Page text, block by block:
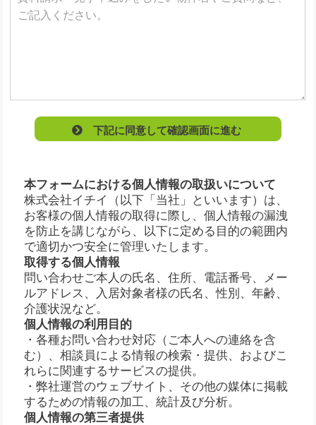
下記に同意して確認画面に進む
本フォームにおける個人情報の取扱いについて
株式会社イチイ（以下「当社」といいます）は、
お客様の個人情報の取得に際し、個人情報の漏洩
を防止を講じながら、以下に定める目的の範囲内
で適切かつ安全に管理いたします。
取得する個人情報
問い合わせご本人の氏名、住所、電話番号、メー
ルアドレス、入居対象者様の氏名、性別、年齢、
介護状況など。
個人情報の利用目的
・各種お問い合わせ対応（ご本人への連絡を含
む）、相談員による情報の検索・提供、およびこ
れらに関連するサービスの提供。
・弊社運営のウェブサイト、その他の媒体に掲載
するための情報の加工、統計及び分析。
個人情報の第三者提供